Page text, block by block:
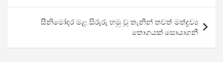
සීනිමෝදර මළ සිරුරු හමු වූ තැනින් තවත් මත්ද්‍රව්‍ය
තොගයක් සොයාගනී